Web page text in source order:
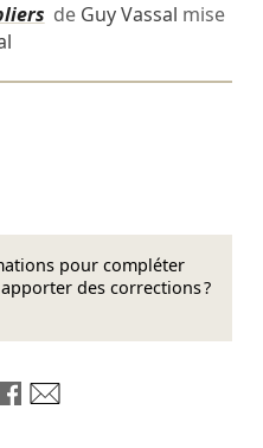
de Guy Vassal mise
pour compléter
des corrections ?
sur LinkedIn
sur Mastodon
Partager sur Bluesky
Partager sur Facebook